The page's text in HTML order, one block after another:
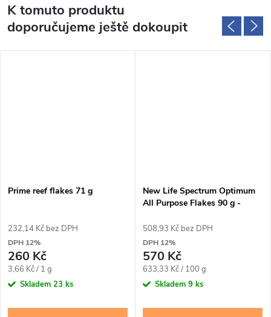
K tomuto produktu
doporučujeme ještě dokoupit
Prime reef flakes 71 g
232,14 Kč bez DPH
DPH 12%
260 Kč
Měrná
cena:
3,66 Kč / 1 g
Skladem 23 ks
New Life Spectrum Optimum
All Purpose Flakes 90 g -
508,93 Kč bez DPH
DPH 12%
570 Kč
Měrná
cena:
633,33 Kč / 100 g
Skladem 9 ks